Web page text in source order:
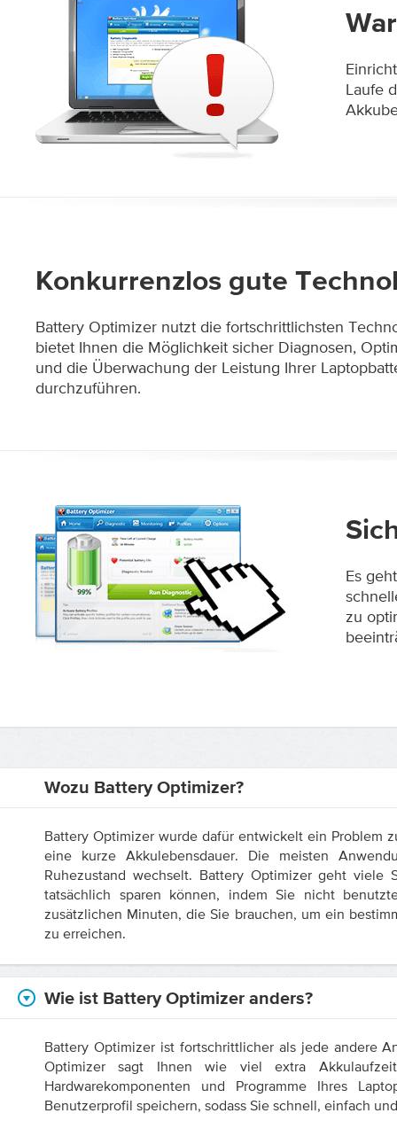
Laufe
Konkurrenzlos gute
Battery Optimizer nutzt die fortschrittlichsten
bietet Ihnen die Möglichkeit sicher Diagnosen,
und die Überwachung der Leistung Ihrer
durchzuführen.
Es
zu
Wozu Battery Optimizer?
Battery Optimizer wurde dafür entwickelt ein Problem
eine kurze Akkulebensdauer. Die meisten
Ruhezustand wechselt. Battery Optimizer geht
tatsächlich sparen können, indem Sie nicht
zusätzlichen Minuten, die Sie brauchen, um ein
zu erreichen.
Wie ist Battery Optimizer anders?
Battery Optimizer ist fortschrittlicher als jede andere
Optimizer sagt Ihnen wie viel extra
Hardwarekomponenten und Programme Ihres
Benutzerprofil speichern, sodass Sie schnell, einfach